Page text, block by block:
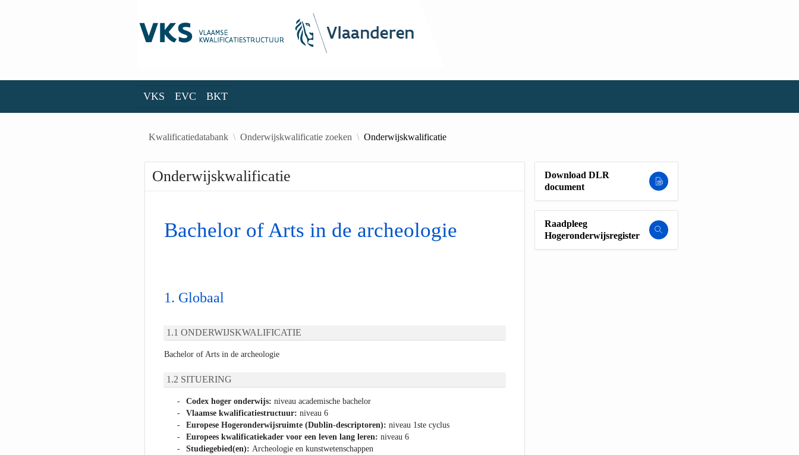
VKS EVC BKT
Kwalificatiedatabank Onderwijskwalificatie zoeken Onderwijskwalificatie
Onderwijskwalificatie
Bachelor of Arts in de archeologie
Globaal
ONDERWIJSKWALIFICATIE
Bachelor of Arts in de archeologie
SITUERING
Codex hoger onderwijs: niveau academische bachelor
Vlaamse kwalificatiestructuur: niveau 6
Europese Hogeronderwijsruimte (Dublin-descriptoren): niveau 1ste cyclus
Europees kwalificatiekader voor een leven lang leren: niveau 6
Studiegebied(en): Archeologie en kunstwetenschappen
Download DLR
document
Raadpleeg
Hogeronderwijsregister